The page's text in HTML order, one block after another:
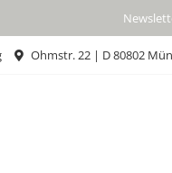
Ohmstr. 22 | D 80802